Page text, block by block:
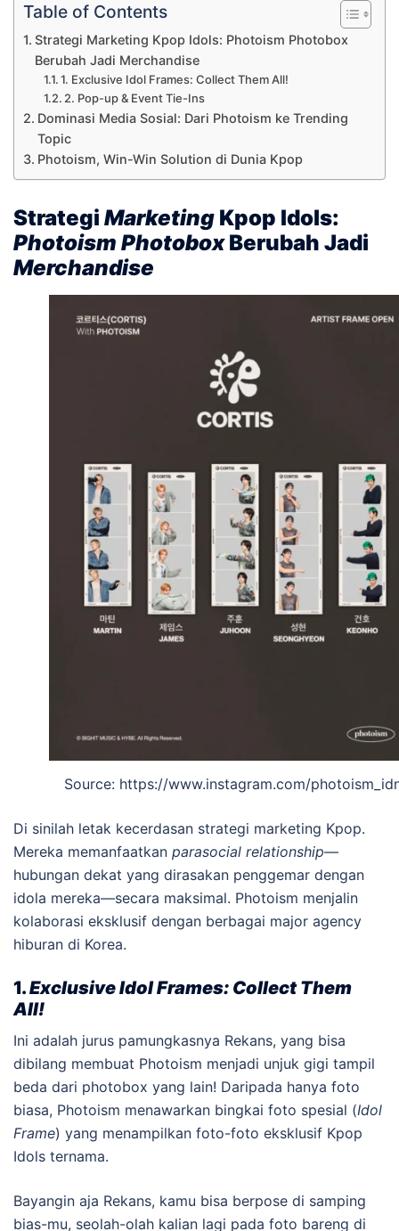
Table of Contents
Strategi Marketing Kpop Idols: Photoism Photobox
Berubah Jadi Merchandise
1. Exclusive Idol Frames: Collect Them All!
2. Pop-up & Event Tie-Ins
Dominasi Media Sosial: Dari Photoism ke Trending
Topic
Photoism, Win-Win Solution di Dunia Kpop
Strategi Marketing Kpop Idols:
Photoism PhotoboxBerubah Jadi
Merchandise
Source: https://www.instagram.com/
Di sinilah letak kecerdasan strategi marketing Kpop.
Mereka memanfaatkan parasocial relationship—
hubungan dekat yang dirasakan penggemar dengan
idola mereka—secara maksimal. Photoism menjalin
kolaborasi eksklusif dengan berbagai major agency
hiburan di Korea.
1.Exclusive Idol Frames: Collect Them
All!
Ini adalah jurus pamungkasnya Rekans, yang bisa
dibilang membuat Photoism menjadi unjuk gigi tampil
beda dari photobox yang lain! Daripada hanya foto
biasa, Photoism menawarkan bingkai foto spesial (Idol
Frame) yang menampilkan foto-foto eksklusif Kpop
Idols ternama.
Bayangin aja Rekans, kamu bisa berpose di samping
bias-mu, seolah-olah kalian lagi pada foto bareng di